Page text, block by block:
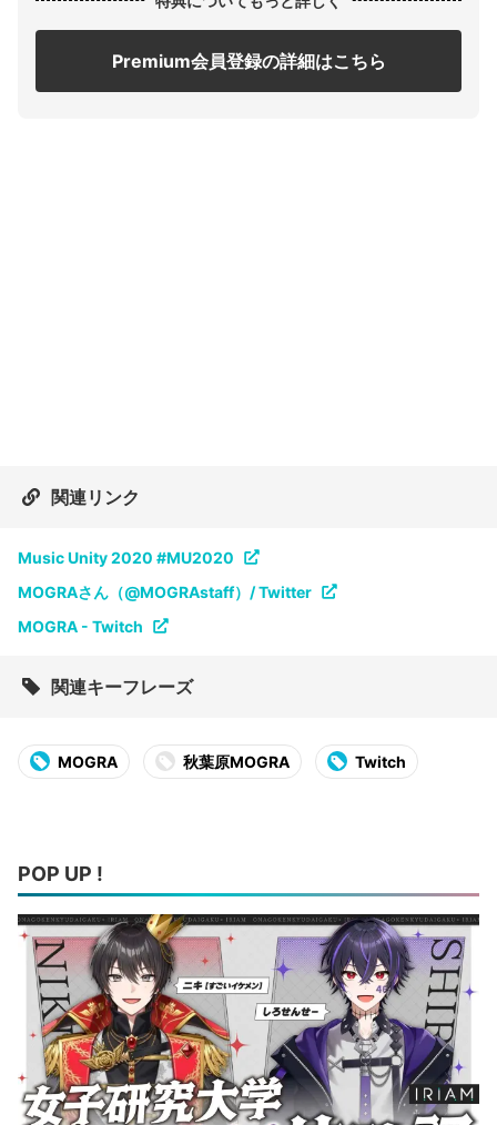
Premium会員登録の詳細はこちら
関連リンク
Music Unity 2020 #MU2020
MOGRAさん（@MOGRAstaff）/ Twitter
MOGRA - Twitch
関連キーフレーズ
MOGRA 秋葉原MOGRA Twitch
POP UP !